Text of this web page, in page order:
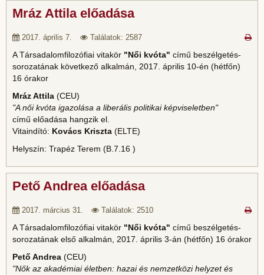
Mráz Attila előadása
2017. április 7. Találatok: 2587
A Társadalomfilozófiai vitakör "Női kvóta" című beszélgetés-
sorozatának következő alkalmán, 2017. április 10-én (hétfőn)
16 órakor
Mráz Attila (CEU)
"A női kvóta igazolása a liberális politikai képviseletben"
című előadása hangzik el.
Vitaindító: Kovács Kriszta (ELTE)
Helyszín: Trapéz Terem (B.7.16 )
Pető Andrea előadása
2017. március 31. Találatok: 2510
A Társadalomfilozófiai vitakör "Női kvóta" című beszélgetés-
sorozatának első alkalmán, 2017. április 3-án (hétfőn) 16 órakor
Pető Andrea (CEU)
"Nők az akadémiai életben: hazai és nemzetközi helyzet és